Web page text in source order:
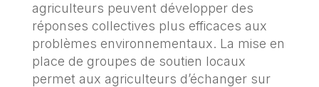
agriculteurs peuvent développer des
réponses collectives plus efficaces aux
problèmes environnementaux. La mise en
place de groupes de soutien locaux
permet aux agriculteurs d’échanger sur